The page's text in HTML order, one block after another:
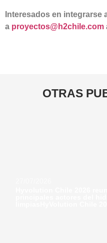
Interesados en integrarse
a proyectos@h2chile.com
OTRAS